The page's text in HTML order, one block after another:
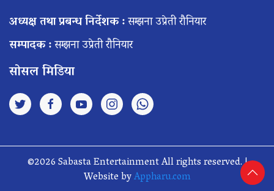
अध्यक्ष तथा प्रबन्ध निर्देशक :सम्झना उप्रेती रौनियार
सम्पादक :सम्झना उप्रेती रौनियार
सोसल मिडिया
©2026 Sabasta Entertainment All rights reserved. |
Website byAppharu.com